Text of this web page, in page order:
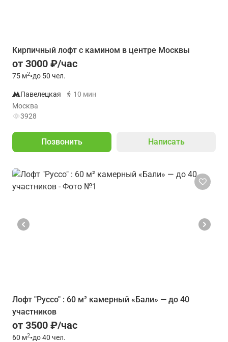
Кирпичный лофт с камином в центре Москвы
от 3000 ₽/час
75 м2•до 50 чел.
Павелецкая
10 мин
Москва
3928
Позвонить Написать
Лофт "Руссо" : 60 м² камерный «Бали» — до 40
участников
от 3500 ₽/час
60 м2•до 40 чел.